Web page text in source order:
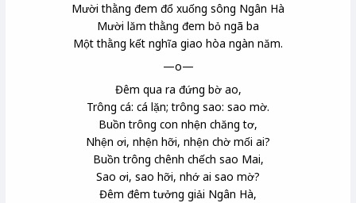
Mười thằng đem đổ xuống sông Ngân Hà
Mười lăm thằng đem bỏ ngã ba
Một thằng kết nghĩa giao hòa ngàn năm.
—o—
Đêm qua ra đứng bờ ao,
Trông cá: cá lặn; trông sao: sao mờ.
Buồn trông con nhện chăng tơ,
Nhện ơi, nhện hỡi, nhện chờ mối ai?
Buồn trông chênh chếch sao Mai,
Sao ơi, sao hỡi, nhớ ai sao mờ?
Đêm đêm tưởng giải Ngân Hà,